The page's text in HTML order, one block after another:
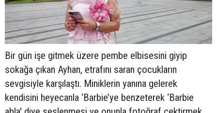
Bir gün işe gitmek üzere pembe elbisesini giyip
sokağa çıkan Ayhan, etrafını saran çocukların
sevgisiyle karşılaştı. Miniklerin yanına gelerek
kendisini heyecanla ‘Barbie’ye benzeterek ‘Barbie